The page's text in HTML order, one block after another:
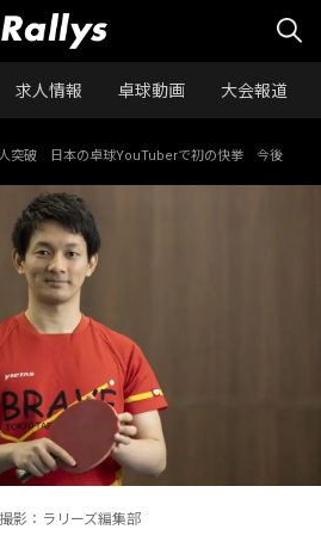
求人情報 卓球動画 大会報道
人突破 日本の卓球YouTuberで初の快挙 今後
影：ラリーズ編集部